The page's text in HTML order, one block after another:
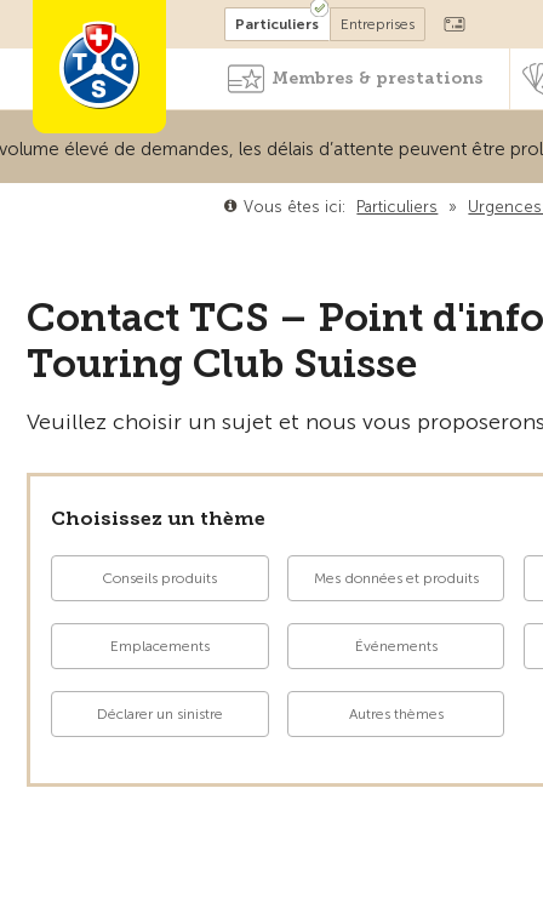
Devenir membre
Particuliers Entreprises
Membres & prestations
élevé de demandes, les délais d’attente peuvent être
Vous êtes ici: Particuliers »
Contact TCS – Point
Touring Club Suisse
Veuillez choisir un sujet et nous vous
Choisissez un thème
Conseils produits Mes données et produits
Emplacements Événements
Déclarer un sinistre Autres thèmes